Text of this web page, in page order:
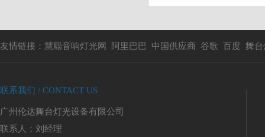
友情链接： 慧聪音响灯光网 阿里巴巴 中国供应商 谷歌 百度 舞
联系我们 / CONTACT US
广州伦达舞台灯光设备有限公司
联系人：刘经理